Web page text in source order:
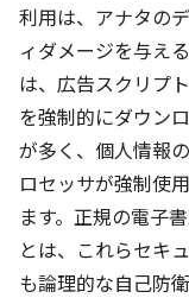
利用は、アナタの
ィダメージを与え
は、広告スクリプ
を強制的にダウン
が多く、個人情報
ロセッサが強制使
ます。正規の電子
とは、これらセキ
も論理的な自己防衛